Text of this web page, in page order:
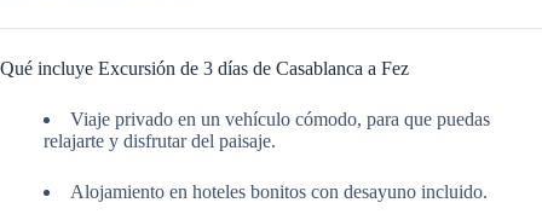
Qué incluye Excursión de 3 días de Casablanca a Fez
Viaje privado en un vehículo cómodo, para que puedas
relajarte y disfrutar del paisaje.
Alojamiento en hoteles bonitos con desayuno incluido.